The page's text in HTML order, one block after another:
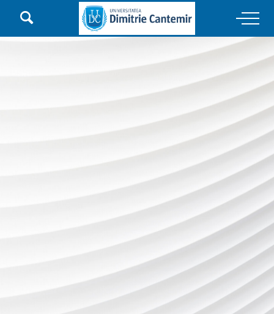

Main Navigation